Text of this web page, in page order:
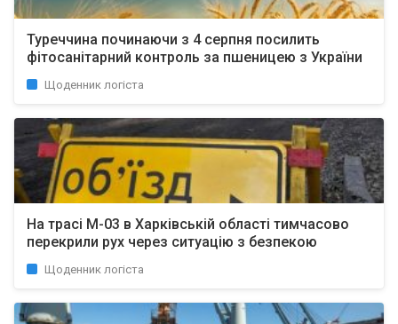
Туреччина починаючи з 4 серпня посилить
фітосанітарний контроль за пшеницею з України
Щоденник логіста
На трасі М-03 в Харківській області тимчасово
перекрили рух через ситуацію з безпекою
Щоденник логіста